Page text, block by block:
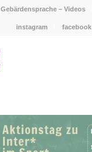
– Videos
instagram facebook